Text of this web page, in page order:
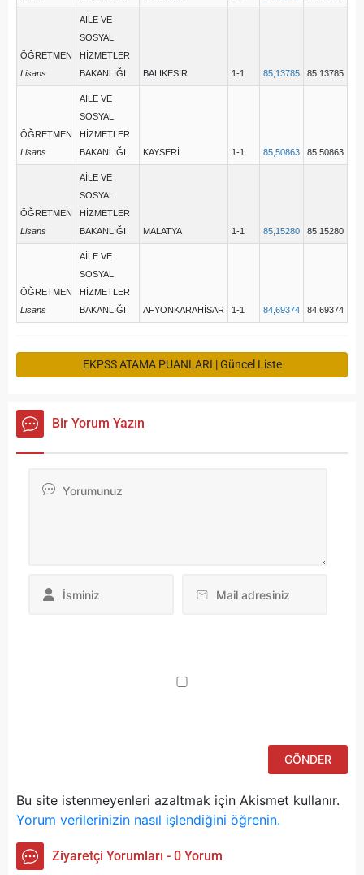
ÖĞRETMEN
Lisans
AİLE VE
SOSYAL
HİZMETLER
BAKANLIĞI
BALIKESİR 1-1 85,13785 85,13785
ÖĞRETMEN
Lisans
AİLE VE
SOSYAL
HİZMETLER
BAKANLIĞI
KAYSERİ 1-1 85,50863 85,50863
ÖĞRETMEN
Lisans
AİLE VE
SOSYAL
HİZMETLER
BAKANLIĞI
MALATYA 1-1 85,15280 85,15280
ÖĞRETMEN
Lisans
AİLE VE
SOSYAL
HİZMETLER
BAKANLIĞI
AFYONKARAHİSAR 1-1 84,69374 84,69374
EKPSS ATAMA PUANLARI | Güncel Liste
Bir Yorum Yazın
Bu site istenmeyenleri azaltmak için Akismet kullanır.
Yorum verilerinizin nasıl işlendiğini öğrenin.
Ziyaretçi Yorumları - 0 Yorum